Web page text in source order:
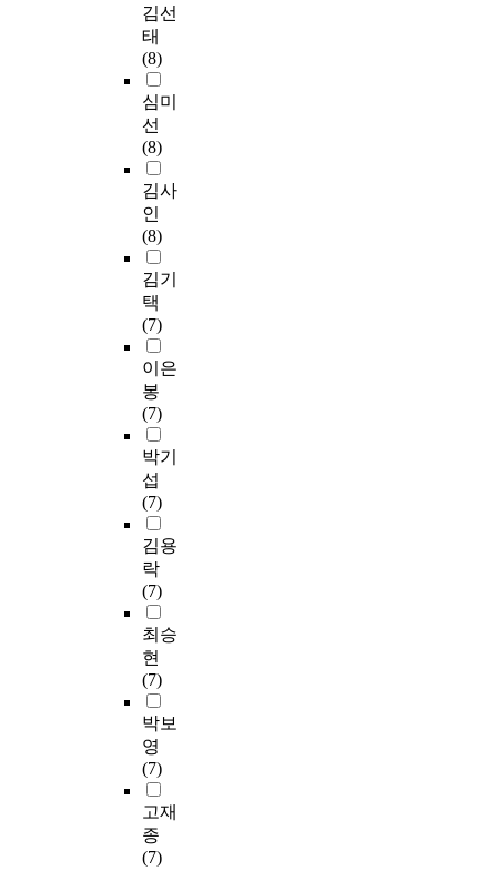
김선
태
(8)
심미
선
(8)
김사
인
(8)
김기
택
(7)
이은
봉
(7)
박기
섭
(7)
김용
락
(7)
최승
현
(7)
박보
영
(7)
고재
종
(7)